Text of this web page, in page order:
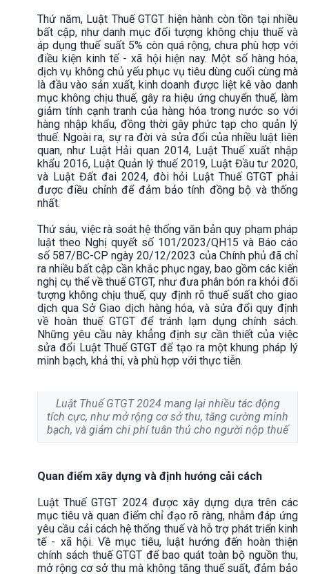
Thứ năm, Luật Thuế GTGT hiện hành còn tồn tại nhiều
bất cập, như danh mục đối tượng không chịu thuế và
áp dụng thuế suất 5% còn quá rộng, chưa phù hợp với
điều kiện kinh tế - xã hội hiện nay. Một số hàng hóa,
dịch vụ không chủ yếu phục vụ tiêu dùng cuối cùng mà
là đầu vào sản xuất, kinh doanh được liệt kê vào danh
mục không chịu thuế, gây ra hiệu ứng chuyển thuế, làm
giảm tính cạnh tranh của hàng hóa trong nước so với
hàng nhập khẩu, đồng thời gây phức tạp cho quản lý
thuế. Ngoài ra, sự ra đời và sửa đổi của nhiều luật liên
quan, như Luật Hải quan 2014, Luật Thuế xuất nhập
khẩu 2016, Luật Quản lý thuế 2019, Luật Đầu tư 2020,
và Luật Đất đai 2024, đòi hỏi Luật Thuế GTGT phải
được điều chỉnh để đảm bảo tính đồng bộ và thống
nhất.
Thứ sáu, việc rà soát hệ thống văn bản quy phạm pháp
luật theo Nghị quyết số 101/2023/QH15 và Báo cáo
số 587/BC-CP ngày 20/12/2023 của Chính phủ đã chỉ
ra nhiều bất cập cần khắc phục ngay, bao gồm các kiến
nghị cụ thể về thuế GTGT, như đưa phân bón ra khỏi đối
tượng không chịu thuế, quy định rõ thuế suất cho giao
dịch qua Sở Giao dịch hàng hóa, và sửa đổi quy định
về hoàn thuế GTGT để tránh lạm dụng chính sách.
Những yêu cầu này khẳng định sự cần thiết của việc
sửa đổi Luật Thuế GTGT để tạo ra một khung pháp lý
minh bạch, khả thi, và phù hợp với thực tiễn.
Luật Thuế GTGT 2024 mang lại nhiều tác động
tích cực, như mở rộng cơ sở thu, tăng cường minh
bạch, và giảm chi phí tuân thủ cho người nộp thuế
Quan điểm xây dựng và định hướng cải cách
Luật Thuế GTGT 2024 được xây dựng dựa trên các
mục tiêu và quan điểm chỉ đạo rõ ràng, nhằm đáp ứng
yêu cầu cải cách hệ thống thuế và hỗ trợ phát triển kinh
tế - xã hội. Về mục tiêu, luật hướng đến hoàn thiện
chính sách thuế GTGT để bao quát toàn bộ nguồn thu,
mở rộng cơ sở thu mà không tăng thuế suất, đảm bảo